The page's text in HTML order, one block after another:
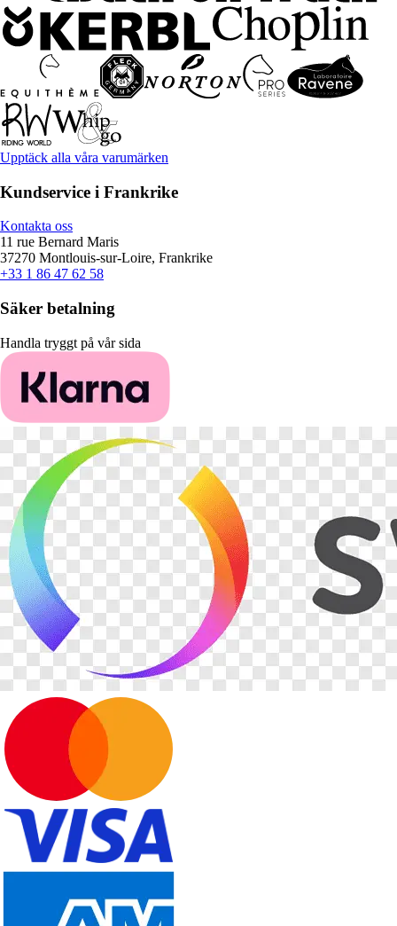
Upptäck alla våra varumärken
Kundservice i Frankrike
Kontakta oss
11 rue Bernard Maris
37270 Montlouis-sur-Loire, Frankrike
+33 1 86 47 62 58
Säker betalning
Handla tryggt på vår sida